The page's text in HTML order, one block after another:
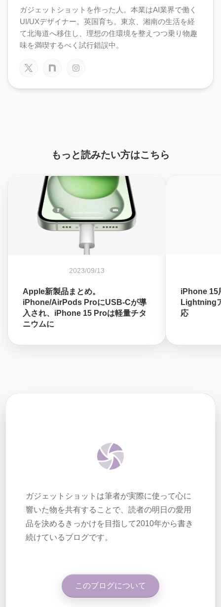
ガジェットショットを作った人。本業はAI業界で働く
UI/UXデザイナー。英国育ち。東京、湘南の生活を経
て北海道へ移住し、理想の住環境を整えつつ乗り物趣
味を満喫するべく試行錯誤中。
もっと読みたい方はこちら
2023/09/13
Apple新製品まとめ。
iPhone/AirPods ProにUSB-Cが導
入され、iPhone 15 Proは軽量チタ
ニウムに
iPhone 15
Lightning
応
ガジェットショットは筆者が実際に使って心に
響いた物を共有することで、読者の明日の愛用
品を決めるきっかけを目指して2010年から書き
続けているブログです。
このブログについて